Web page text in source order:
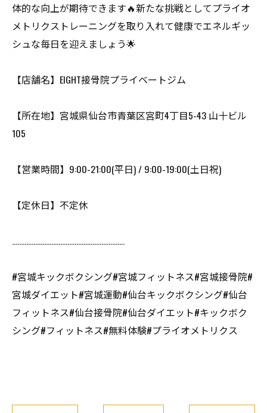
体的な向上が期待できます🔥新たな挑戦としてプライオ
メトリクストレーニングを取り入れて健康でエネルギッ
シュな毎日を迎えましょう🌟
【店舗名】EIGHT接骨院プライベートジム
【所在地】宮城県仙台市青葉区宮町4丁目5-43 山十ビル
105
【営業時間】9:00-21:00(平日) / 9:00-19:00(土日祝)
【定休日】不定休
………………………………………………………
#宮城キックボクシング#宮城フィットネス#宮城接骨院#
宮城ダイエット#宮城運動#仙台キックボクシング#仙台
フィットネス#仙台接骨院#仙台ダイエット#キックボク
シング#フィットネス#無料体験#プライオメトリクス